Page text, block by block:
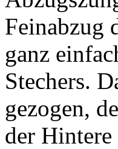
Feinabzug
ganz
Stechers.
gezogen,
der Hintere